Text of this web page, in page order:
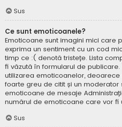
Sus
Ce sunt emoticoanele?
Emoticoane sunt imagini mici care
exprima un sentiment cu un cod
timp ce :( denotă tristețe. Lista
fi văzută în formularul de
utilizarea emoticoanelor,
foarte greu de citit și un moderator
emoticoane de mesaje
numărul de emoticoane care vor fi
Sus